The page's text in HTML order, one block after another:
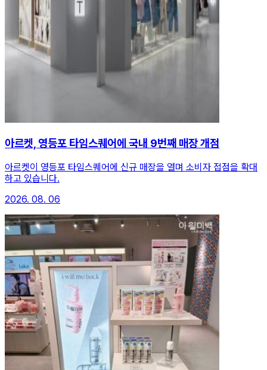
아르켓, 영등포 타임스퀘어에 국내 9번째 매장 개점
아르켓이 영등포 타임스퀘어에 신규 매장을 열며 소비자 접점을 확대
하고 있습니다.
2026. 08. 06